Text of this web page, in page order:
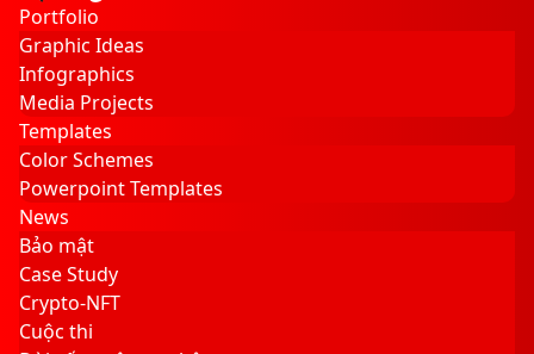
Portfolio
Graphic Ideas
Infographics
Media Projects
Templates
Color Schemes
Powerpoint Templates
News
Bảo mật
Case Study
Crypto-NFT
Cuộc thi